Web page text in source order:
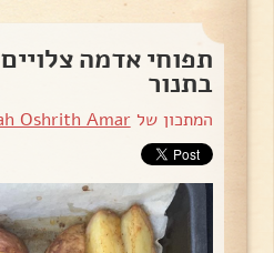
תפוחי אדמה צלויים
בתנור
המתכון של Oshrith Amar